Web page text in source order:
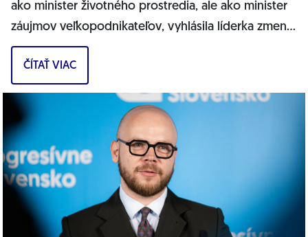
ako minister životného prostredia, ale ako minister
záujmov veľkopodnikateľov, vyhlásila líderka zmeny
a podpredsedníčka Výboru NR SR...
ČÍTAŤ VIAC